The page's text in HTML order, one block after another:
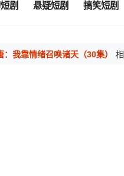
剧 悬疑短剧 搞笑短剧
：我靠情绪召唤诸天（30集）